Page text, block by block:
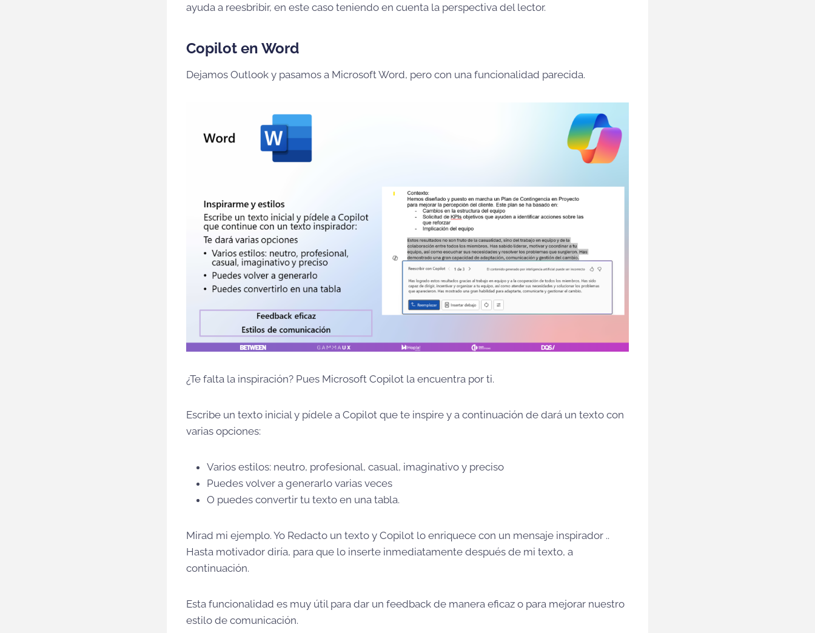
ayuda a reesbribir, en este caso teniendo en cuenta la perspectiva del lector.
Copilot en Word
Dejamos Outlook y pasamos a Microsoft Word, pero con una funcionalidad parecida.
¿Te falta la inspiración? Pues Microsoft Copilot la encuentra por ti.
Escribe un texto inicial y pídele a Copilot que te inspire y a continuación de dará un texto con
varias opciones:
Varios estilos: neutro, profesional, casual, imaginativo y preciso
Puedes volver a generarlo varias veces
O puedes convertir tu texto en una tabla.
Mirad mi ejemplo. Yo Redacto un texto y Copilot lo enriquece con un mensaje inspirador ..
Hasta motivador diría, para que lo inserte inmediatamente después de mi texto, a
continuación.
Esta funcionalidad es muy útil para dar un feedback de manera eficaz o para mejorar nuestro
estilo de comunicación.